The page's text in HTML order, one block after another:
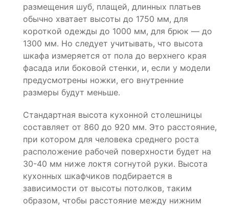
размещения шуб, плащей, длинных платьев
обычно хватает высоты до 1750 мм, для
короткой одежды до 1000 мм, для брюк — до
1300 мм. Но следует учитывать, что высота
шкафа измеряется от пола до верхнего края
фасада или боковой стенки, и, если у модели
предусмотрены ножки, его внутренние
размеры будут меньше.
Стандартная высота кухонной столешницы
составляет от 860 до 920 мм. Это расстояние,
при котором для человека среднего роста
расположение рабочей поверхности будет на
30-40 мм ниже локтя согнутой руки. Высота
кухонных шкафчиков подбирается в
зависимости от высоты потолков, таким
образом, чтобы расстояние между нижним